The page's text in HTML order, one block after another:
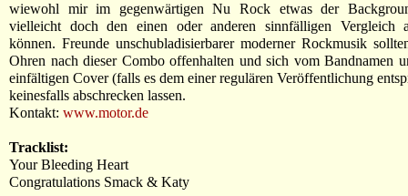
wiewohl mir im gegenwärtigen Nu Rock etwas der
vielleicht doch den einen oder anderen sinnfälligen Vergleich
können. Freunde unschubladisierbarer moderner Rockmusik
Ohren nach dieser Combo offenhalten und sich vom Bandnamen
einfältigen Cover (falls es dem einer regulären Veröffentlichung
keinesfalls abschrecken lassen.
Kontakt: www.motor.de
Tracklist:
Your Bleeding Heart
Congratulations Smack & Katy